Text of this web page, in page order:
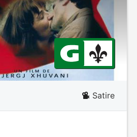
Satire